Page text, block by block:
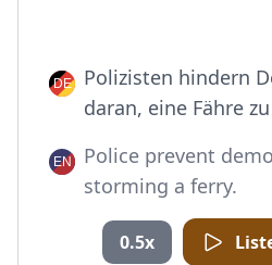
Polizisten hindern
daran, eine Fähre
Police prevent
storming a ferry.
0.5x